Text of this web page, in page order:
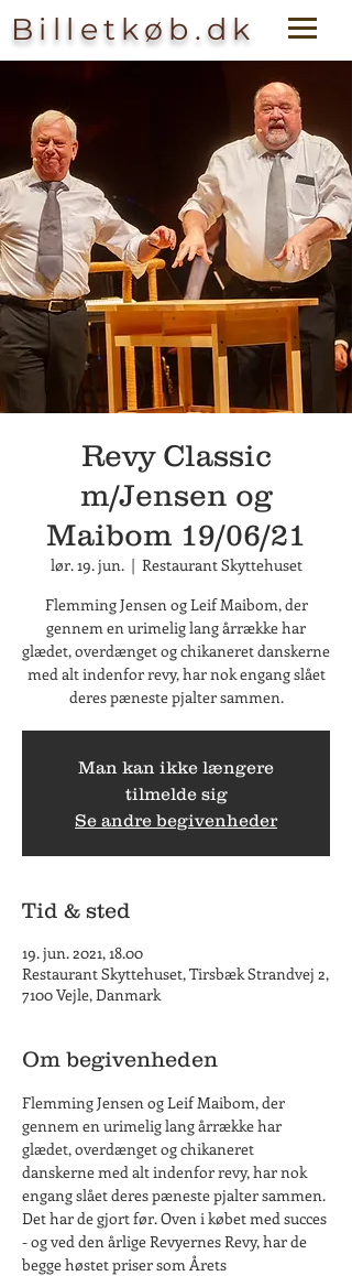
Billetkøb.dk
Revy Classic
m/Jensen og
Maibom 19/06/21
lør. 19. jun.
  |
Restaurant Skyttehuset
Flemming Jensen og Leif Maibom, der
gennem en urimelig lang årrække har
glædet, overdænget og chikaneret danskerne
med alt indenfor revy, har nok engang slået
deres pæneste pjalter sammen.
Man kan ikke længere
tilmelde sig
Se andre begivenheder
Tid & sted
19. jun. 2021, 18.00
Restaurant Skyttehuset, Tirsbæk Strandvej 2,
7100 Vejle, Danmark
Om begivenheden
Flemming Jensen og Leif Maibom, der
gennem en urimelig lang årrække har
glædet, overdænget og chikaneret
danskerne med alt indenfor revy, har nok
engang slået deres pæneste pjalter sammen.
Det har de gjort før. Oven i købet med succes
- og ved den årlige Revyernes Revy, har de
begge høstet priser som Årets